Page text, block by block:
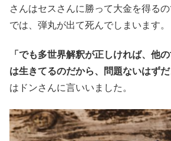
さんはセスさんに勝って大金を得る
では、弾丸が出て死んでしまいます。
「でも多世界解釈が正しければ、他
は生きてるのだから、問題ないはずだ
はドンさんに言いいました。